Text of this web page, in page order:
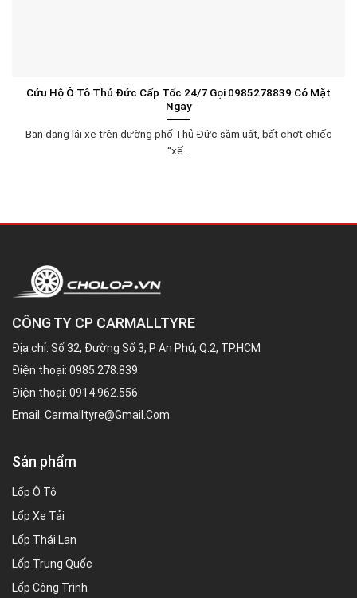
Cứu Hộ Ô Tô Thủ Đức Cấp Tốc 24/7 Gọi 0985278839 Có Mặt
Ngay
Bạn đang lái xe trên đường phố Thủ Đức sầm uất, bất chợt chiếc
“xế...
CÔNG TY CP CARMALLTYRE
Địa chỉ: Số 32, Đường Số 3, P An Phú, Q.2, TP.HCM
Điện thoại: 0985.278.839
Điện thoại: 0914.962.556
Email: Carmalltyre@gmail.com
Sản phẩm
Lốp Ô Tô
Lốp Xe Tải
Lốp Thái Lan
Lốp Trung Quốc
Lốp Công Trình